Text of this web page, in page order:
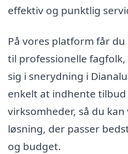
effektiv og punktlig
På vores platform får
til professionelle
sig i snerydning i
enkelt at indhente
virksomheder, så du
løsning, der passer
og budget.